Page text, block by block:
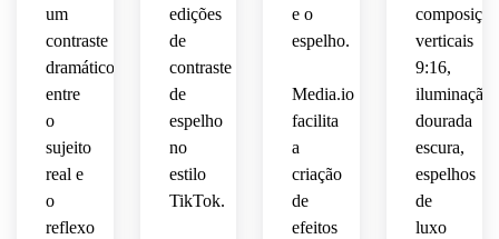
um
contraste
dramático
entre
o
sujeito
real e
o
reflexo
edições
de
contraste
de
espelho
no
estilo
TikTok.
e o
espelho.
Media.io
facilita
a
criação
de
efeitos
verticais
9:16,
iluminação
dourada
escura,
espelhos
de
luxo